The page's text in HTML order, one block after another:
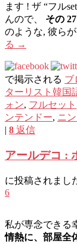
ます ! ザ “フル
んので、 その
のような, 彼ら
る →
で掲示される ブ
ターリスト韓国
ォン, フルセット
ンテンドー, ニ
| 8 返信
アールデコ :
に投稿されまし
6
私が専念できる
情熱に、部屋全